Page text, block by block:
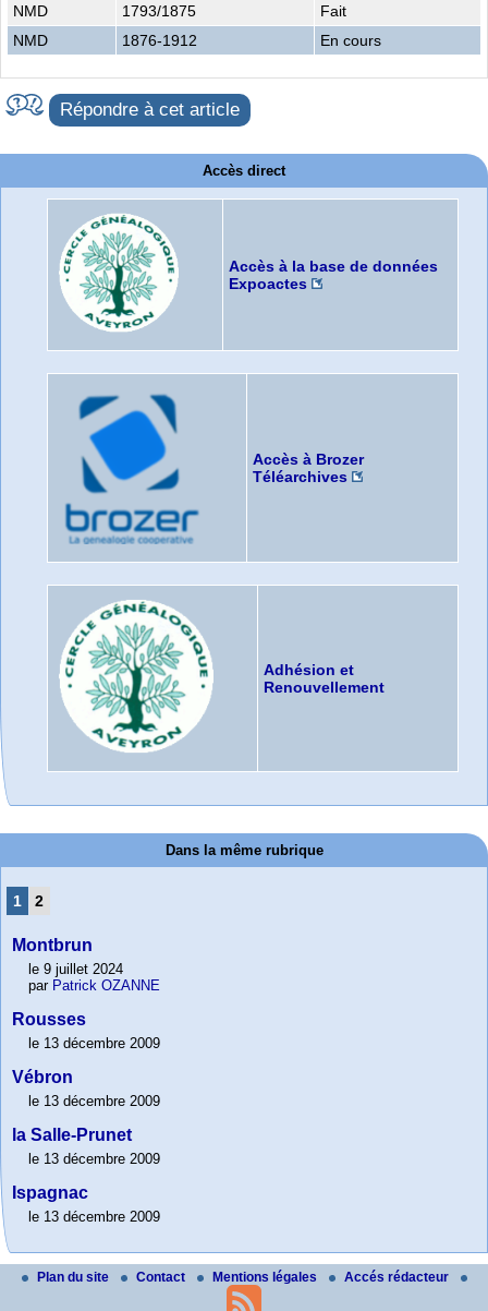
NMD
1793/1875
Fait
NMD
1876-1912 En cours
Répondre à cet article
Accès direct
Accès à la base de données
Expoactes
Accès à Brozer
Téléarchives
Adhésion et
Renouvellement
Dans la même rubrique
1 2
Montbrun
le 9 juillet 2024
par Patrick OZANNE
Rousses
le 13 décembre 2009
Vébron
le 13 décembre 2009
la Salle-Prunet
le 13 décembre 2009
Ispagnac
le 13 décembre 2009
Plan du site Contact Mentions légales Accés rédacteur